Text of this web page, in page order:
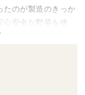
たのが製造のきっか
心安全な野菜を使